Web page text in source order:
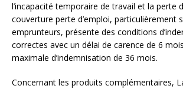
l’incapacité temporaire de travail et la perte
couverture perte d’emploi, particulièrement
emprunteurs, présente des conditions
correctes avec un délai de carence de 6
maximale d’indemnisation de 36 mois.
Concernant les produits complémentaires,